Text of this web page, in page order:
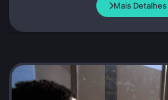
Mais Detalhes